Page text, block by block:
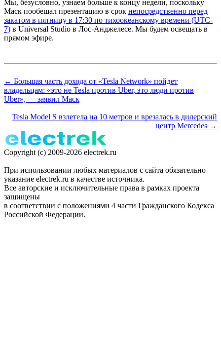
Мы, безусловно, узнаем больше к концу недели, поскольку
Маск пообещал презентацию в срок непосредственно перед
закатом в пятницу в 17:30 по тихоокеанскому времени (UTC-
7) в Universal Studio в Лос-Анджелесе. Мы будем освещать в
прямом эфире.
← Большая часть дохода от «Tesla Network» пойдет
владельцам: «это не Tesla против Uber, это люди против
Uber», — заявил Маск
Tesla Model S взлетела на 10 метров и врезалась в дилерский
центр Mercedes →
Copyright (c) 2009-2026 electrek.ru
При использовании любых материалов с сайта обязательно
указание electrek.ru в качестве источника.
Все авторские и исключительные права в рамках проекта
защищены
в соответствии с положениями 4 части Гражданского Кодекса
Российской Федерации.